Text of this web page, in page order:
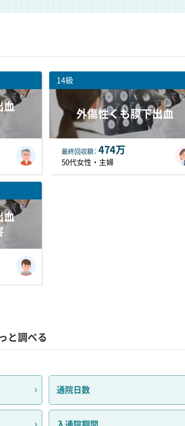
血
14級
外傷性くも膜下出血
最終回収額 474万
50代女性・主婦
血
と調べる
通院日数
入通院期間